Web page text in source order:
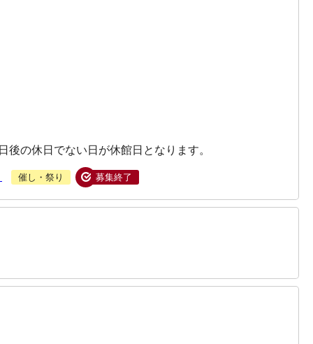
の休日でない日が休館日となります。
催し・祭り 募集終了